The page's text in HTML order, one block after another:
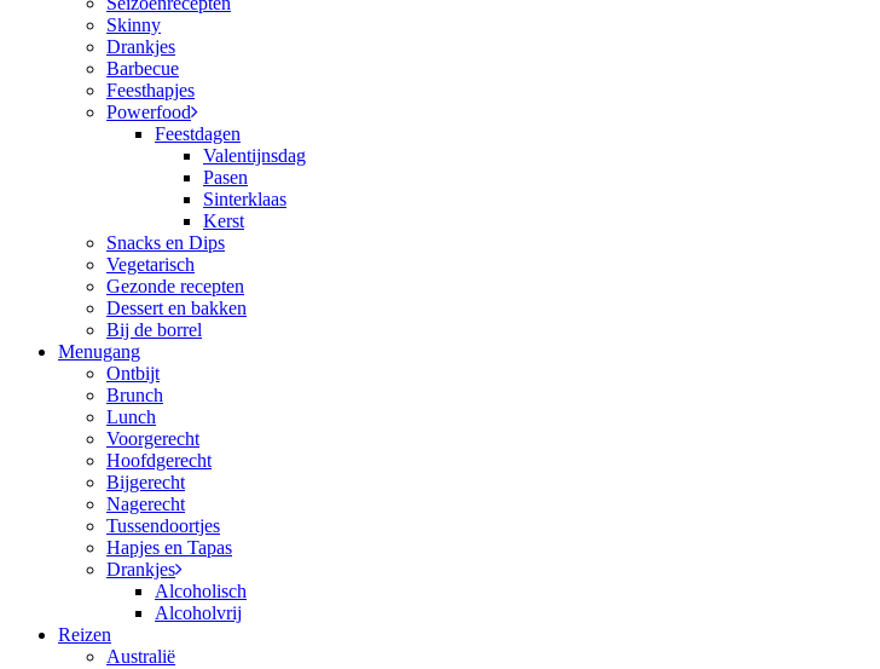
Skinny
Drankjes
Barbecue
Feesthapjes
Powerfood
Feestdagen
Valentijnsdag
Pasen
Sinterklaas
Kerst
Snacks en Dips
Vegetarisch
Gezonde recepten
Dessert en bakken
Bij de borrel
Menugang
Ontbijt
Brunch
Lunch
Voorgerecht
Hoofdgerecht
Bijgerecht
Nagerecht
Tussendoortjes
Hapjes en Tapas
Drankjes
Alcoholisch
Alcoholvrij
Reizen
Australië